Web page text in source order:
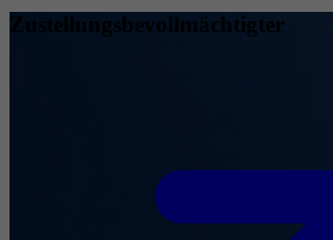
Zustellungsbevollmächtigter